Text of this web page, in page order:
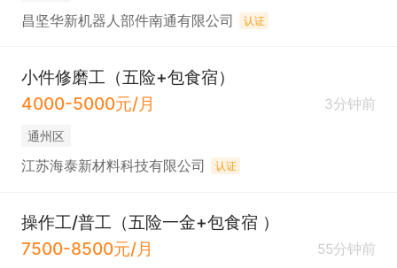
昌坚华新机器人部件南通有限公司 认证
小件修磨工（五险+包食宿）
4000-5000元/月
3分钟前
通州区
江苏海泰新材料科技有限公司 认证
操作工/普工（五险一金+包食宿 ）
7500-8500元/月
55分钟前